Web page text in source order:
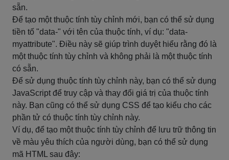
sẵn.
Để tạo một thuộc tính tùy chỉnh mới, bạn có thể sử dụng
tiền tố "data-" với tên của thuộc tính, ví dụ: "data-
myattribute". Điều này sẽ giúp trình duyệt hiểu rằng đó là
một thuộc tính tùy chỉnh và không phải là một thuộc tính
có sẵn.
Để sử dụng thuộc tính tùy chỉnh này, bạn có thể sử dụng
JavaScript để truy cập và thay đổi giá trị của thuộc tính
này. Bạn cũng có thể sử dụng CSS để tạo kiểu cho các
phần tử có thuộc tính tùy chỉnh này.
Ví dụ, để tạo một thuộc tính tùy chỉnh để lưu trữ thông tin
về màu yêu thích của người dùng, bạn có thể sử dụng
mã HTML sau đây: